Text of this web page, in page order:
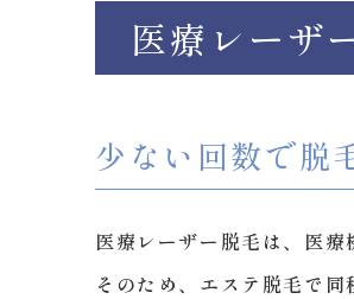
医療レーザ
少ない回数で脱
医療レーザー脱毛は、医
そのため、エステ脱毛で